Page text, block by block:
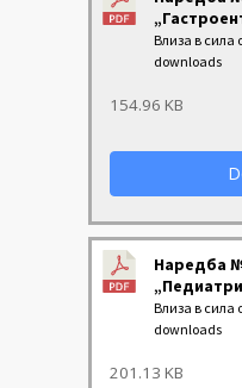
Влиза в сила
downloads
154.96 KB
Наредба №
Влиза в сила
downloads
201.13 KB